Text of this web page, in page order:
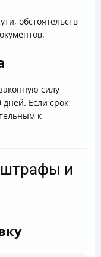
обстоятельств
силу
Если срок
к
штрафы и